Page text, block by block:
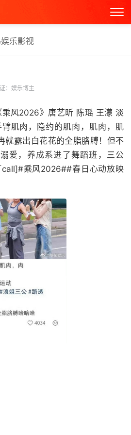
娱乐影视
：娱乐博主
风2026》唐艺昕 陈瑶 王濛 淡
肌肉，隐约的肌肉，肌肉，肌
就露出白花花的全脂胳膊！但不
爱，养成系进了舞蹈班，三公
call]#乘风2026##春日心动放映